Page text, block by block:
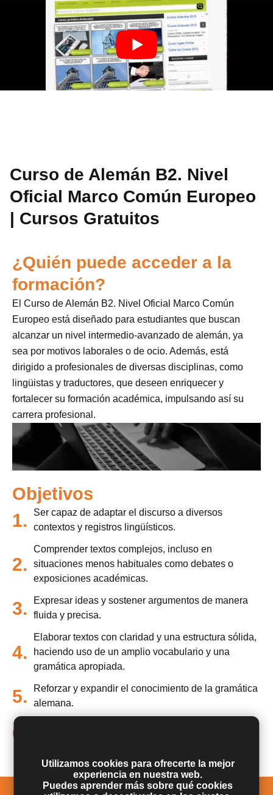
Curso de Alemán B2. Nivel
Oficial Marco Común Europeo
| Cursos Gratuitos
¿Quién puede acceder a la
formación?
El Curso de Alemán B2. Nivel Oficial Marco Común
Europeo está diseñado para estudiantes que buscan
alcanzar un nivel intermedio-avanzado de alemán, ya
sea por motivos laborales o de ocio. Además, está
dirigido a profesionales de diversas disciplinas, como
lingüistas y traductores, que deseen enriquecer y
fortalecer su formación académica, impulsando así su
carrera profesional.
Objetivos
1.
Ser capaz de adaptar el discurso a diversos
contextos y registros lingüísticos.
2.
Comprender textos complejos, incluso en
situaciones menos habituales como debates o
exposiciones académicas.
3.
Expresar ideas y sostener argumentos de manera
fluida y precisa.
4.
Elaborar textos con claridad y una estructura sólida,
haciendo uso de un amplio vocabulario y una
gramática apropiada.
5.
Reforzar y expandir el conocimiento de la gramática
alemana.
6.
Utilizamos cookies para ofrecerte la mejor
experiencia en nuestra web.
Puedes aprender más sobre qué cookies